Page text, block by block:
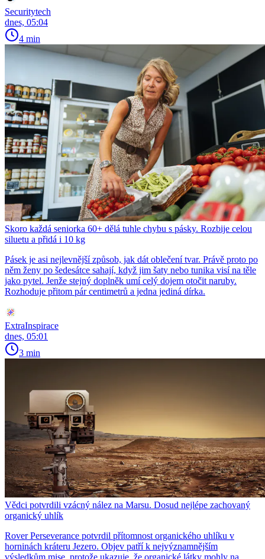
Securitytech
dnes, 05:04
4 min
Skoro každá seniorka 60+ dělá tuhle chybu s pásky. Rozbije celou
siluetu a přidá i 10 kg
Pásek je asi nejlevnější způsob, jak dát oblečení tvar. Právě proto po
něm ženy po šedesátce sahají, když jim šaty nebo tunika visí na těle
jako pytel. Jenže stejný doplněk umí celý dojem otočit naruby.
Rozhoduje přitom pár centimetrů a jedna jediná dírka.
ExtraInspirace
dnes, 05:01
3 min
Vědci potvrdili vzácný nález na Marsu. Dosud nejlépe zachovaný
organický uhlík
Rover Perseverance potvrdil přítomnost organického uhlíku v
horninách kráteru Jezero. Objev patří k nejvýznamnějším
výsledkům mise, protože ukazuje, že organické látky mohly na